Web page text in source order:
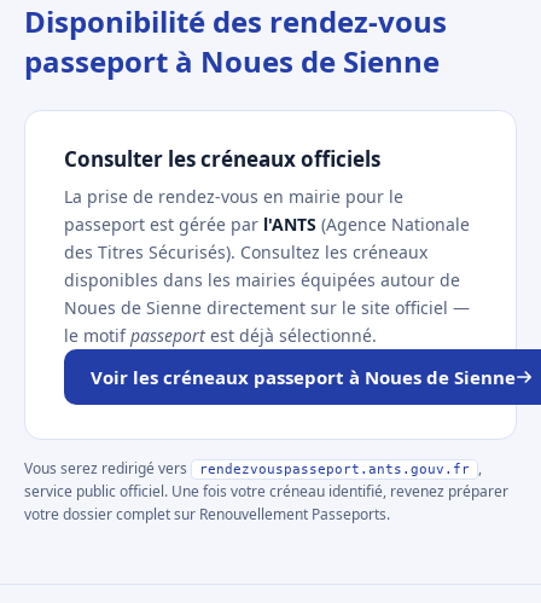
Disponibilité des rendez-vous
passeport à Noues de Sienne
Consulter les créneaux officiels
La prise de rendez-vous en mairie pour le
passeport est gérée par l'ANTS (Agence Nationale
des Titres Sécurisés). Consultez les créneaux
disponibles dans les mairies équipées autour de
Noues de Sienne directement sur le site officiel —
le motifpasseport est déjà sélectionné.
Voir les créneaux passeport à Noues de Sienne
Vous serez redirigé vers rendezvouspasseport.ants.gouv.fr
,
service public officiel. Une fois votre créneau identifié, revenez préparer
votre dossier complet sur Renouvellement Passeports.